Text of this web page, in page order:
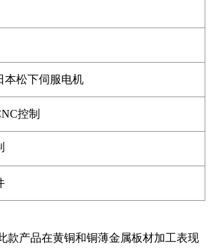
本松下伺服电机
控制
产品在黄铜和铜薄金属板材加工表现